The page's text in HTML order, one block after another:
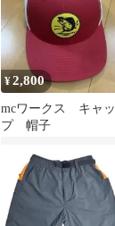
¥2,800
mcワークス キャッ
プ 帽子